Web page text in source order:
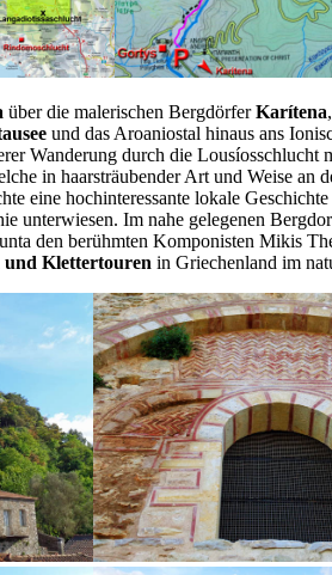
über die malerischen BergdörferKarítena,
und das Aroaniostal hinaus ans
Wanderung durch die
in haarsträubender Art und Weise an
eine hochinteressante lokale
unterwiesen. Im nahe gelegenen
den berühmten Komponisten Mikis
und Klettertouren in Griechenland im